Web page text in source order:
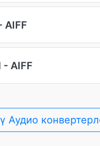
AIFF
- AIFF
Аудио